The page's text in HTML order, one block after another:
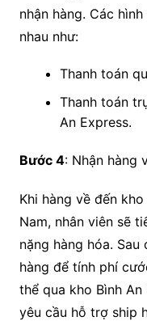
nhận hàng. Các
nhau như:
Thanh toán
Thanh toán
An Express.
Bước 4: Nhận hàng
Khi hàng về đến
Nam, nhân viên sẽ
nặng hàng hóa.
hàng để tính phí
thể qua kho Bình
yêu cầu hỗ trợ ship